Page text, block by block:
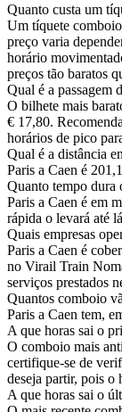
Quanto custa um
Um tíquete
preço varia
horário
preços tão baratos
Qual é a passagem
O bilhete mais
€ 17,80.
horários de pico
Qual é a distância
Paris a Caen é
Quanto tempo dura
Paris a Caen é em
rápida o levará até
Quais empresas
Paris a Caen é
no Virail Train
serviços prestados
Quantos comboio
Paris a Caen tem,
A que horas sai o
O comboio mais
certifique-se de
deseja partir, pois o
A que horas sai o